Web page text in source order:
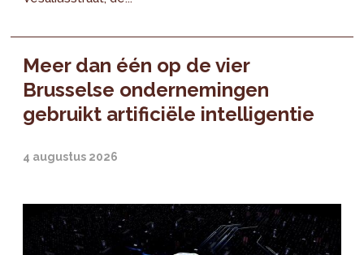
Meer dan één op de vier
Brusselse ondernemingen
gebruikt artificiële intelligentie
4 augustus 2026